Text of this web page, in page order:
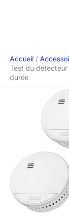
Accueil
Test du
durée